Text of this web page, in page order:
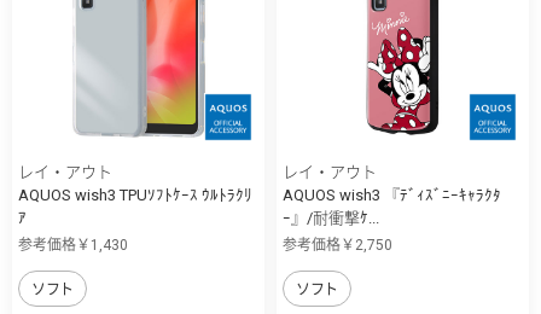
レイ・アウト
AQUOS wish3 TPUｿﾌﾄｹｰｽ ｳﾙﾄﾗｸﾘ
ｱ
参考価格￥1,430
ソフト
レイ・アウト
AQUOS wish3 『ﾃﾞｨｽﾞﾆｰｷｬﾗｸﾀ
ｰ』/耐衝撃ｹ...
参考価格￥2,750
ソフト